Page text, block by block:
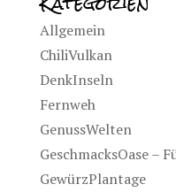
Allgemein
ChiliVulkan
DenkInseln
Fernweh
GenussWelten
GeschmacksOase –
GewürzPlantage